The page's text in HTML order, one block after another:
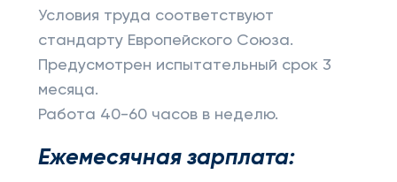
Условия труда соответствуют
стандарту Европейского Союза.
Предусмотрен испытательный срок 3
месяца.
Работа 40-60 часов в неделю.
Ежемесячная зарплата: